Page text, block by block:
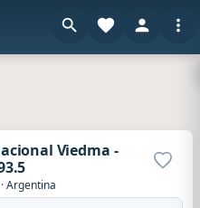
Viedma -
·Argentina